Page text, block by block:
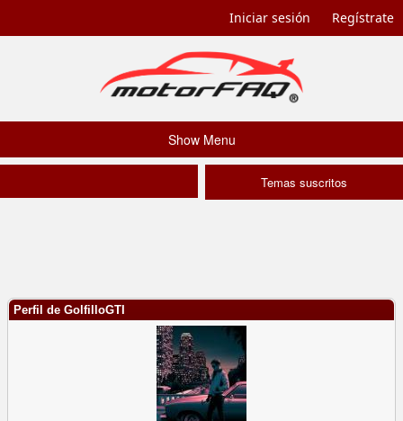
Iniciar sesión Regístrate
Show Menu
Temas suscritos
Perfil de GolfilloGTI